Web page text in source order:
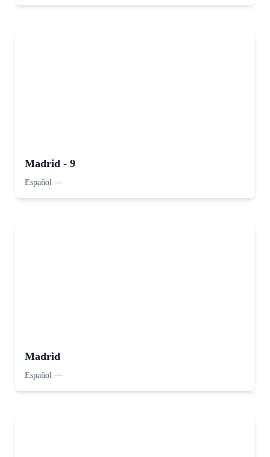
Madrid - 9
Español —
Madrid
Español —